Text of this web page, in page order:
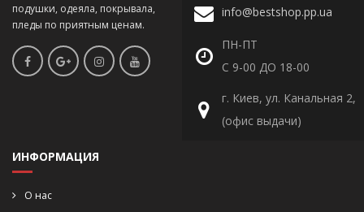
подушки, одеяла, покрывала,
пледы по приятным ценам.
info@bestshop.pp.ua
ПН-ПТ
С 9-00 ДО 18-00
г. Киев, ул. Канальная 2,
(офис выдачи)
ИНФОРМАЦИЯ
О нас